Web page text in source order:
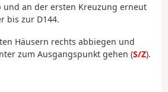
und an der ersten Kreuzung erneut
bis zur D144.
Häusern rechts abbiegen und
zum Ausgangspunkt gehen (S/Z).